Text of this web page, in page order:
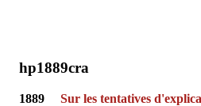
hp1889cra
1889 Sur les tentatives